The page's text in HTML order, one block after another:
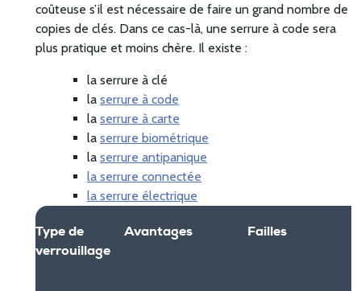
coûteuse s’il est nécessaire de faire un grand nombre de
copies de clés. Dans ce cas-là, une serrure à code sera
plus pratique et moins chère. Il existe :
la serrure à clé
la serrure à code
la serrure à carte
la serrure biométrique
la serrure antipanique
la serrure connectée
la serrure électrique
Type de
verrouillage
Avantages Failles